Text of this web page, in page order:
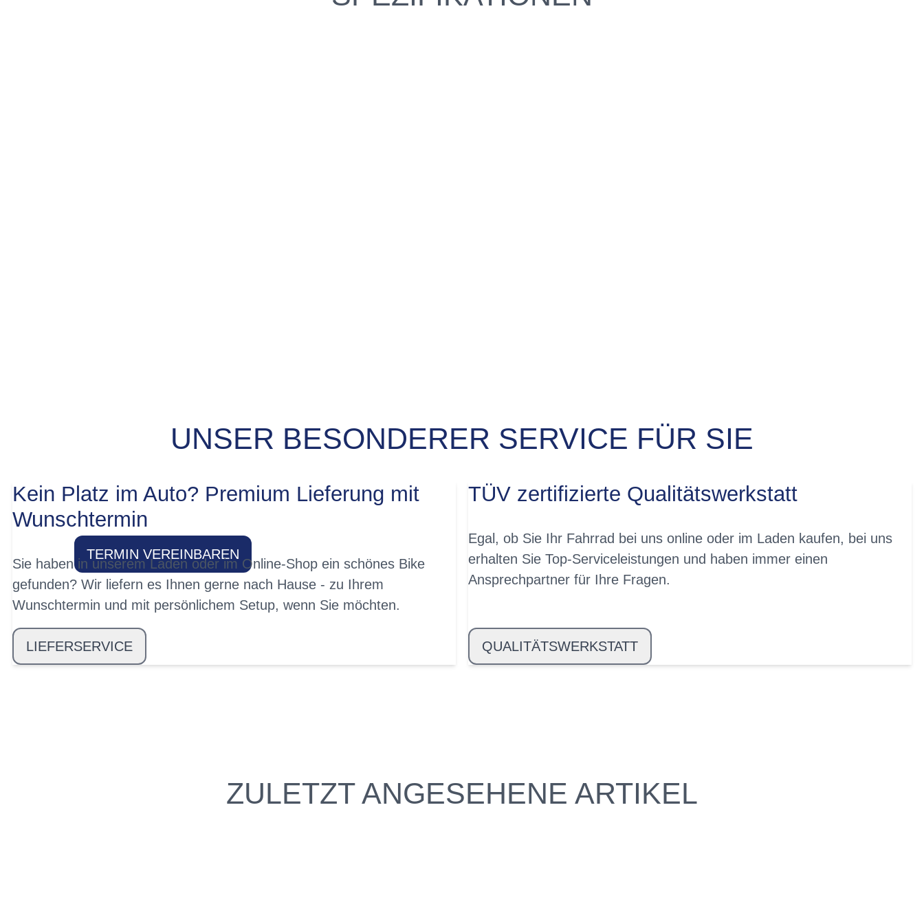
PROBEFAHRT? JA, SOFORT!
TERMIN VEREINBAREN
UNSER BESONDERER SERVICE FÜR SIE
Kein Platz im Auto? Premium Lieferung mit
Wunschtermin
Sie haben in unserem Laden oder im Online-Shop ein schönes Bike
gefunden? Wir liefern es Ihnen gerne nach Hause - zu Ihrem
Wunschtermin und mit persönlichem Setup, wenn Sie möchten.
LIEFERSERVICE
TÜV zertifizierte Qualitätswerkstatt
Egal, ob Sie Ihr Fahrrad bei uns online oder im Laden kaufen, bei uns
erhalten Sie Top-Serviceleistungen und haben immer einen
Ansprechpartner für Ihre Fragen.
QUALITÄTSWERKSTATT
ZULETZT ANGESEHENE ARTIKEL